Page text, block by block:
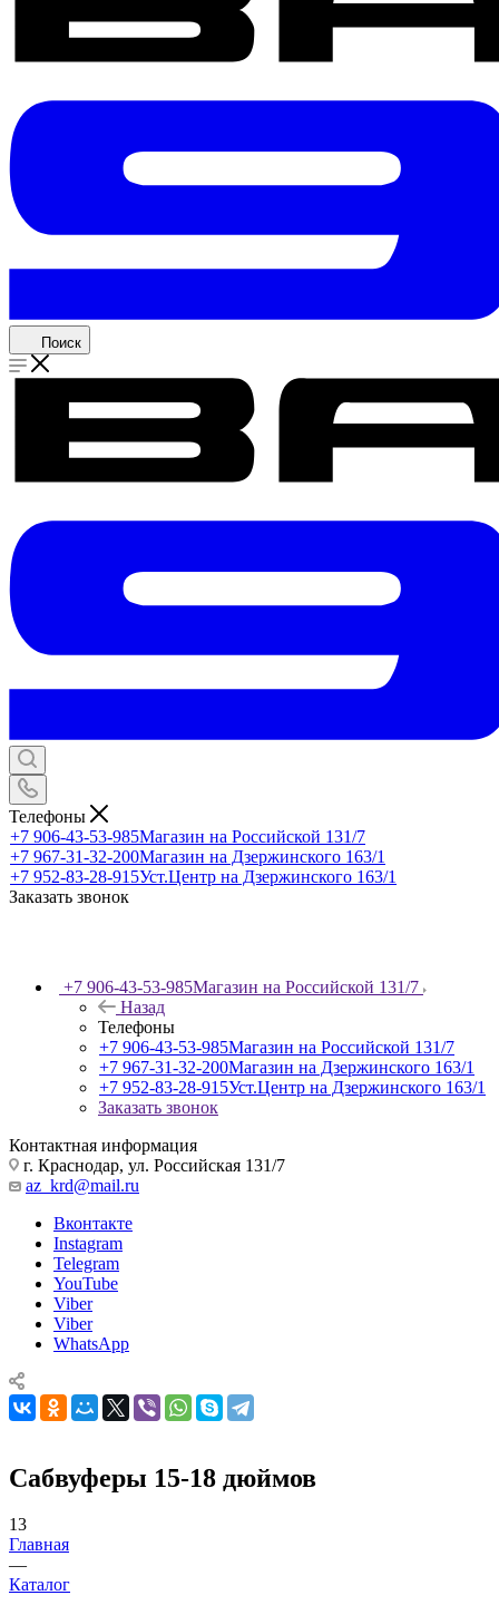
Поиск
Телефоны
+7 906-43-53-985Магазин на Российской 131/7
+7 967-31-32-200Магазин на Дзержинского 163/1
+7 952-83-28-915Уст.Центр на Дзержинского 163/1
Заказать звонок
+7 906-43-53-985Магазин на Российской 131/7
Назад
Телефоны
+7 906-43-53-985Магазин на Российской 131/7
+7 967-31-32-200Магазин на Дзержинского 163/1
+7 952-83-28-915Уст.Центр на Дзержинского 163/1
Заказать звонок
Контактная информация
г. Краснодар, ул. Российская 131/7
az_krd@mail.ru
Вконтакте
Instagram
Telegram
YouTube
Viber
Viber
WhatsApp
Сабвуферы 15-18 дюймов
13
Главная
—
Каталог